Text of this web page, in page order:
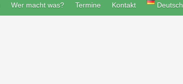
Wer macht was? Termine Kontakt Deutsch